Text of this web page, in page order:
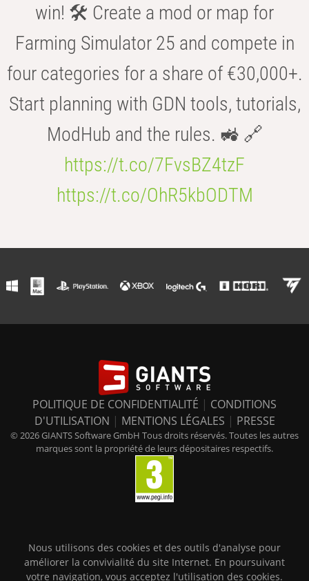
win! 🛠️ Create a mod or map for
Farming Simulator 25 and compete in
four categories for a share of €30,000+.
Start planning with GDN tools, tutorials,
ModHub and the rules. 🚜 🔗
https://t.co/7FvsBZ4tzF
https://t.co/OhR5kbODTM
POLITIQUE DE CONFIDENTIALITÉ | CONDITIONS
D'UTILISATION | MENTIONS LÉGALES | PRESSE
© 2026 GIANTS Software GmbH Tous droits réservés. Toutes les autres
marques sont la propriété de leurs dépositaires respectifs.
Nous utilisons des cookies et des outils d'analyse pour
améliorer la convivialité du site Internet. En poursuivant
votre navigation, vous acceptez l'utilisation des cookies.